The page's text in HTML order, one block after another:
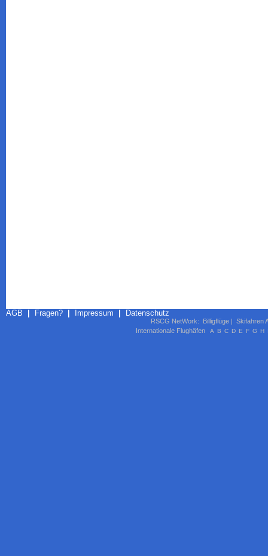
AGB Fragen? Impressum Datenschutz
RSCG NetWork: Billigflüge | Skifahren
Internationale Flughäfen
A B C D E F G H